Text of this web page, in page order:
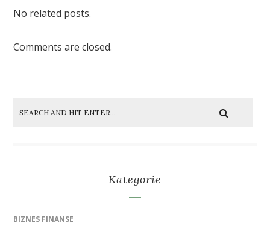
No related posts.
Comments are closed.
Kategorie
BIZNES FINANSE